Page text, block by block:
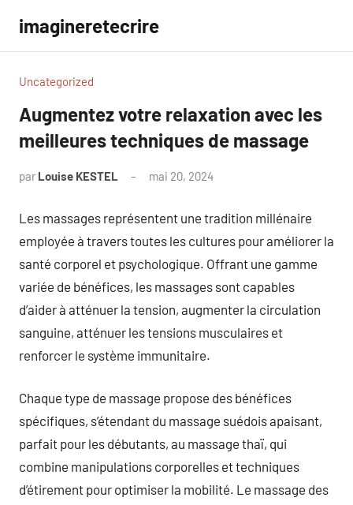
contenu
imagineretecrire
Uncategorized
Augmentez votre relaxation avec les
meilleures techniques de massage
par Louise KESTEL mai 20, 2024
Les massages représentent une tradition millénaire
employée à travers toutes les cultures pour améliorer la
santé corporel et psychologique. Offrant une gamme
variée de bénéfices, les massages sont capables
d’aider à atténuer la tension, augmenter la circulation
sanguine, atténuer les tensions musculaires et
renforcer le système immunitaire.
Chaque type de massage propose des bénéfices
spécifiques, s’étendant du massage suédois apaisant,
parfait pour les débutants, au massage thaï, qui
combine manipulations corporelles et techniques
d’étirement pour optimiser la mobilité. Le massage des